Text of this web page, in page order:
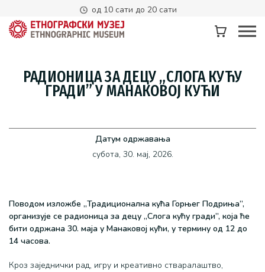
од 10 сати до 20 сати
РАДИОНИЦА ЗА ДЕЦУ „СЛОГА КУЋУ
ГРАДИ” У МАНАКОВОЈ КУЋИ
Датум одржавања
субота, 30. мај, 2026.
Поводом изложбе „Традиционална кућа Горњег Подриња”,
организује се радионица за децу „Слога кућу гради”, која ће
бити одржана 30. маја у Манаковој кући, у термину од 12 до
14 часова.
Кроз заједнички рад, игру и креативно стваралаштво,